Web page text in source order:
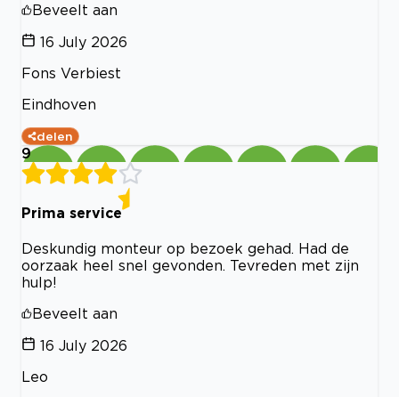
Beveelt aan
16 July 2026
Fons Verbiest
Eindhoven
delen
9
Prima service
Deskundig monteur op bezoek gehad. Had de
oorzaak heel snel gevonden. Tevreden met zijn
hulp!
Beveelt aan
16 July 2026
Leo